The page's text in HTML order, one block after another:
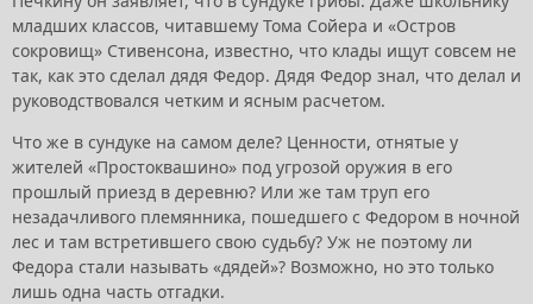
младших классов, читавшему Тома Сойера и «Остров
сокровищ» Стивенсона, известно, что клады ищут совсем не
так, как это сделал дядя Федор. Дядя Федор знал, что делал и
руководствовался четким и ясным расчетом.
Что же в сундуке на самом деле? Ценности, отнятые у
жителей «Простоквашино» под угрозой оружия в его
прошлый приезд в деревню? Или же там труп его
незадачливого племянника, пошедшего с Федором в ночной
лес и там встретившего свою судьбу? Уж не поэтому ли
Федора стали называть «дядей»? Возможно, но это только
лишь одна часть отгадки.